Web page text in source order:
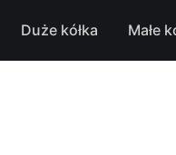
Duże kółka Małe